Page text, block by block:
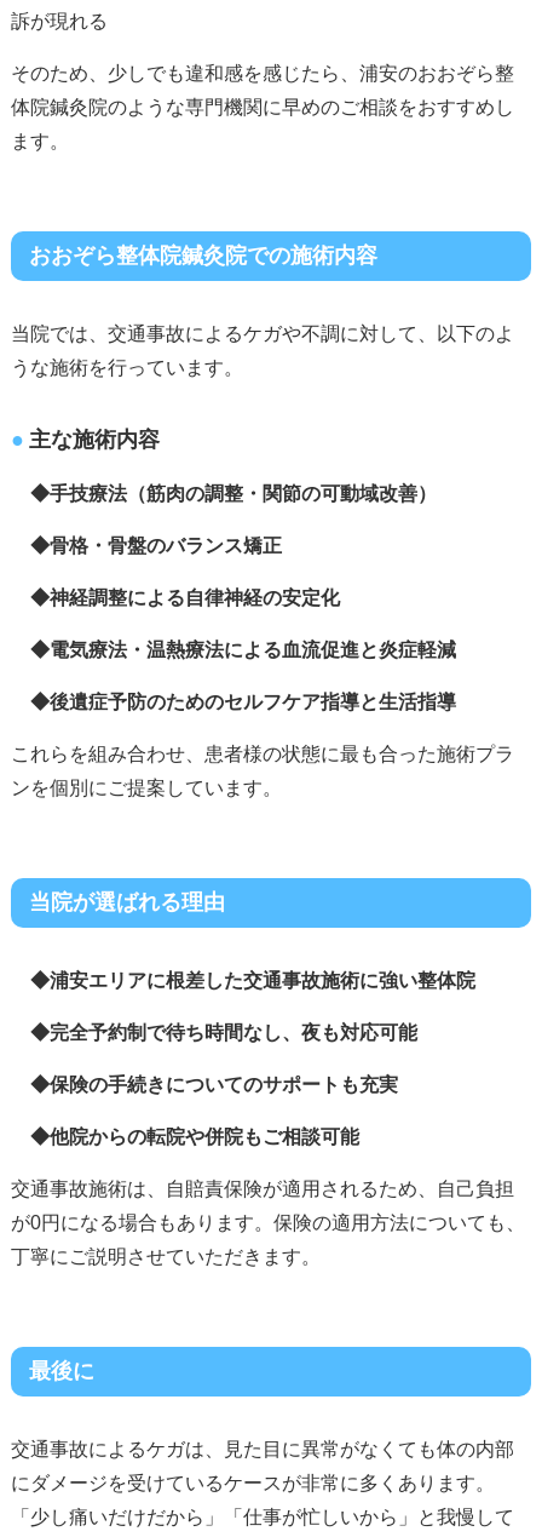
訴が現れる
そのため、少しでも違和感を感じたら、浦安のおおぞら整
体院鍼灸院のような専門機関に早めのご相談をおすすめし
ます。
おおぞら整体院鍼灸院での施術内容
当院では、交通事故によるケガや不調に対して、以下のよ
うな施術を行っています。
主な施術内容
◆手技療法（筋肉の調整・関節の可動域改善）
◆骨格・骨盤のバランス矯正
◆神経調整による自律神経の安定化
◆電気療法・温熱療法による血流促進と炎症軽減
◆後遺症予防のためのセルフケア指導と生活指導
これらを組み合わせ、患者様の状態に最も合った施術プラ
ンを個別にご提案しています。
当院が選ばれる理由
◆浦安エリアに根差した交通事故施術に強い整体院
◆完全予約制で待ち時間なし、夜も対応可能
◆保険の手続きについてのサポートも充実
◆他院からの転院や併院もご相談可能
交通事故施術は、自賠責保険が適用されるため、自己負担
が0円になる場合もあります。保険の適用方法についても、
丁寧にご説明させていただきます。
最後に
交通事故によるケガは、見た目に異常がなくても体の内部
にダメージを受けているケースが非常に多くあります。
「少し痛いだけだから」「仕事が忙しいから」と我慢して